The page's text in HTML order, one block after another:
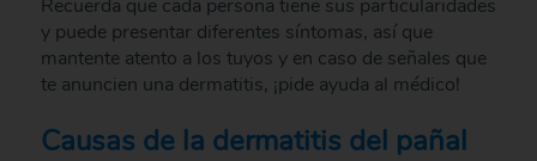
Recuerda que cada persona tiene sus particularidades
y puede presentar diferentes síntomas, así que
mantente atento a los tuyos y en caso de señales que
te anuncien una dermatitis, ¡pide ayuda al médico!
Causas de la dermatitis del pañal